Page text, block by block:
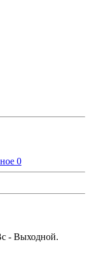
0
- Выходной.